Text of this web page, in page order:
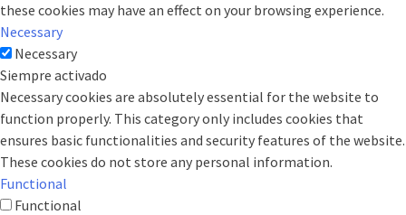
these cookies may have an effect on your browsing experience.
Necessary
Necessary
Siempre activado
Necessary cookies are absolutely essential for the website to
function properly. This category only includes cookies that
ensures basic functionalities and security features of the website.
These cookies do not store any personal information.
Functional
Functional